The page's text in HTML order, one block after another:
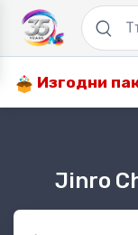
Изгодни
Jinro